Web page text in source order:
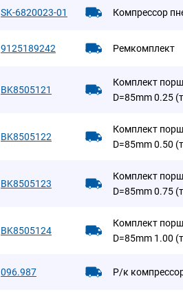
SK-6820023-01 Компрессор
9125189242 Ремкомплект
BK8505121
Комплект
D=85mm 0.25
BK8505122
Комплект
D=85mm 0.50
BK8505123
Комплект
D=85mm 0.75
BK8505124
Комплект
D=85mm 1.00
096.987 Р/к